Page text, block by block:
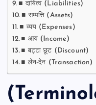
■ दायित्व (Liabilities)
■ सम्पत्ति (Assets)
■ व्यय (Expenses)
■ आय (Income)
■ बट्टा छूट (Discount)
■ लेन-देन (Transaction)